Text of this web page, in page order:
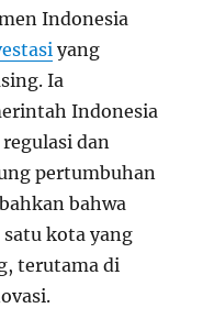
Indonesia
yang
Ia
Indonesia
dan
pertumbuhan
bahwa
kota yang
terutama di